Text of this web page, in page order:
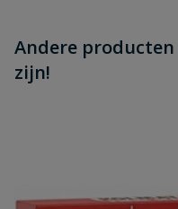
Andere
zijn!